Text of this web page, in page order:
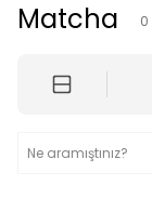
Matcha 0